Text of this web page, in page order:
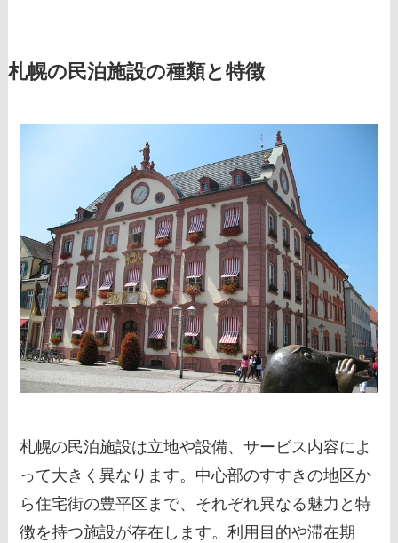
札幌の民泊施設の種類と特徴
札幌の民泊施設は立地や設備、サービス内容によ
って大きく異なります。中心部のすすきの地区か
ら住宅街の豊平区まで、それぞれ異なる魅力と特
徴を持つ施設が存在します。利用目的や滞在期